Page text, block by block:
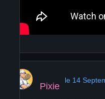
Pixie
le 14